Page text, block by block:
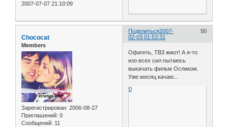
2007-07-07 21:10:09
Поделиться 50
2007-
02-03 01:53:31
Chococat
Members
Зарегистрирован: 2006-08-27
Приглашений: 0
Сообщений: 11
Офигеть, ТВ3 жжот! А я-то
изо всех сил пытаюсь
выкачать фильм Осликом.
Уже месяц качаю...
0